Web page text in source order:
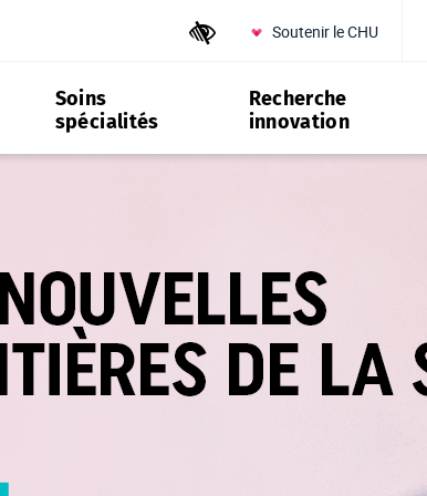
Outils d'accessibilité
Soutenir le CHU
Soins
spécialités
Recherche
innovation
et spécialités médicales